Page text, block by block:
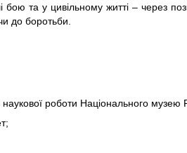
бою та у цивільному житті – через
до боротьби.
роботи Національного музею